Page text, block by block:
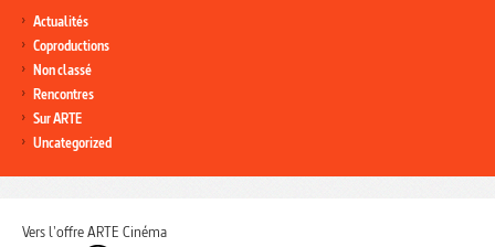
Actualités
Coproductions
Non classé
Rencontres
Sur ARTE
Uncategorized
Vers l'offre ARTE Cinéma